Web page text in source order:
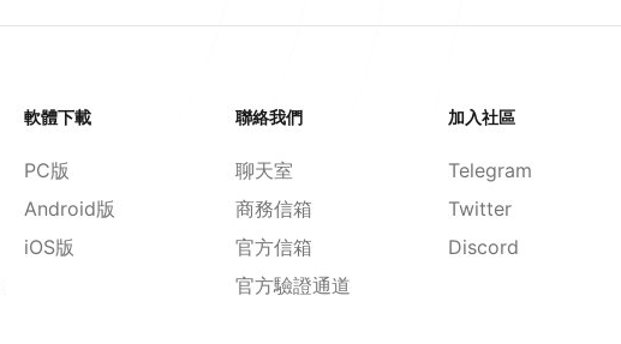
軟體下載
PC版
Android版
iOS版
聯絡我們
聊天室
商務信箱
官方信箱
官方驗證通道
加入社區
Telegram
Twitter
Discord